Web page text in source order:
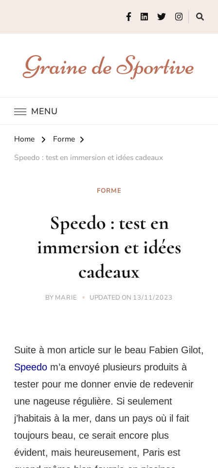
Graine de Sportive
MENU
Home
Forme
Speedo : test en immersion et idées cadeaux
FORME
Speedo : test en
immersion et idées
cadeaux
BY MARIE UPDATED ON 13/11/2023
Speedo m’a envoyé plusieurs produits à
tester pour me donner envie de redevenir
une nageuse régulière. Si seulement
j’habitais à la mer, dans un pays où il fait
toujours beau, ce serait encore plus
évident, mais heureusement, Paris est